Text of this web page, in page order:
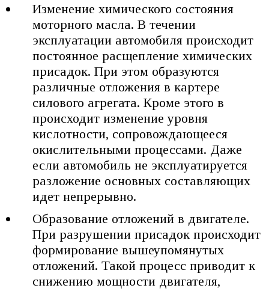
Изменение химического состояния
моторного масла. В течении
эксплуатации автомобиля происходит
постоянное расщепление химических
присадок. При этом образуются
различные отложения в картере
силового агрегата. Кроме этого в
происходит изменение уровня
кислотности, сопровождающееся
окислительными процессами. Даже
если автомобиль не эксплуатируется
разложение основных составляющих
идет непрерывно.
Образование отложений в двигателе.
При разрушении присадок происходит
формирование вышеупомянутых
отложений. Такой процесс приводит к
снижению мощности двигателя,